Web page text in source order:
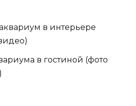
в интерьере
в гостиной (фото